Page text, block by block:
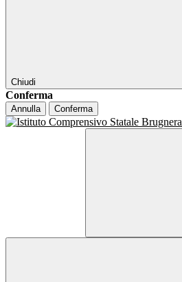
Chiudi
Conferma
Annulla Conferma